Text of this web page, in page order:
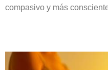
compasivo y más